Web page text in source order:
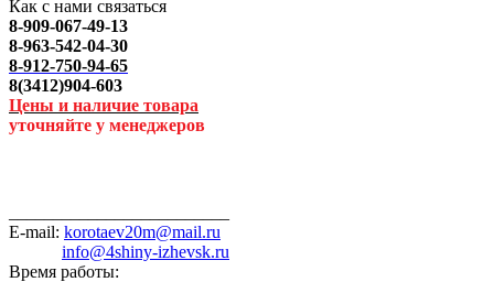
Как с нами связаться
8-909-067-49-13
8-963-542-04-30
8-912-750-94-65
8(3412)904-603
Цены и наличие товара
уточняйте у менеджеров
E-mail: korotaev20m@mail.ru
info@4shiny-izhevsk.ru
Время работы: